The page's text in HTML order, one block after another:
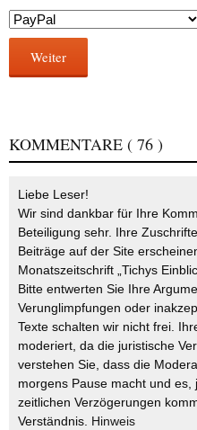
Weiter
KOMMENTARE ( 76 )
Liebe Leser!
Wir sind dankbar für Ihre
Beteiligung sehr. Ihre
Beiträge auf der Site
Monatszeitschrift „Tichys
Bitte entwerten Sie Ihre
Verunglimpfungen oder
Texte schalten wir nicht frei.
moderiert, da die juristische
verstehen Sie, dass die
morgens Pause macht und es,
zeitlichen Verzögerungen
Verständnis. Hinweis